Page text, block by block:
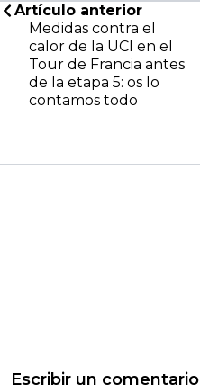
Artículo anterior
Medidas contra el
calor de la UCI en el
Tour de Francia antes
de la etapa 5: os lo
contamos todo
Escribir un comentario